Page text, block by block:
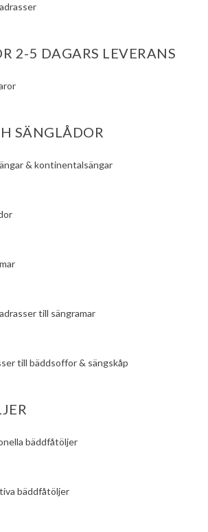
2-5 DAGARS LEVERANS
SÄNGLÅDOR
& kontinentalsängar
till sängramar
till bäddsoffor & sängskåp
bäddfåtöljer
bäddfåtöljer